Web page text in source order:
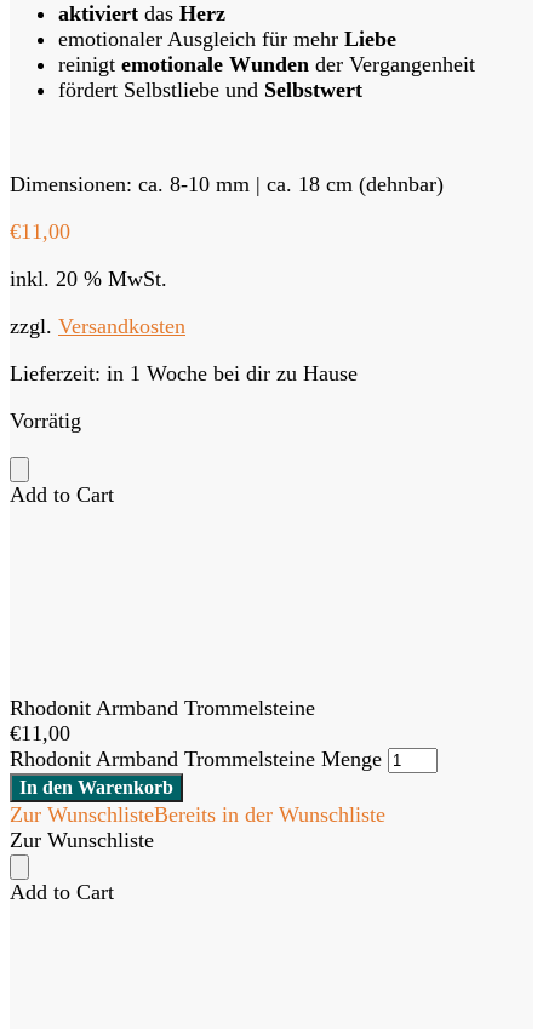
aktiviert das Herz
emotionaler Ausgleich für mehr Liebe
reinigt emotionale Wunden der Vergangenheit
fördert Selbstliebe und Selbstwert
Dimensionen: ca. 8-10 mm | ca. 18 cm (dehnbar)
€11,00
inkl. 20 % MwSt.
zzgl. Versandkosten
Lieferzeit: in 1 Woche bei dir zu Hause
Vorrätig
Add to Cart
Rhodonit Armband Trommelsteine
€11,00
Rhodonit Armband Trommelsteine Menge
In den Warenkorb
Zur WunschlisteBereits in der Wunschliste
Zur Wunschliste
Add to Cart